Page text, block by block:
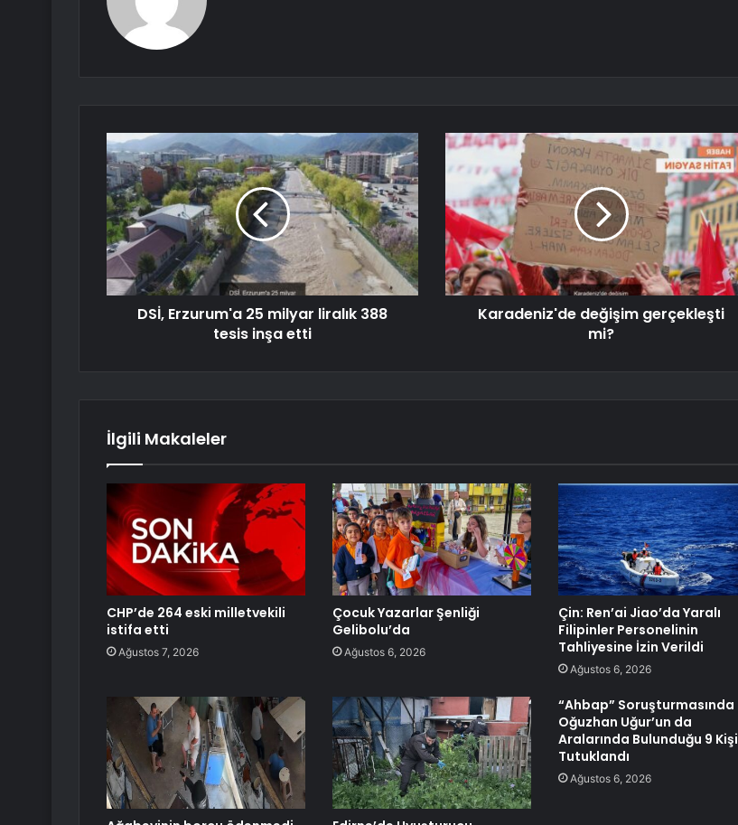
DSİ, Erzurum'a 25 milyar liralık 388
tesis inşa etti
Karadeniz'de değişim gerçekleşti
mi?
İlgili Makaleler
CHP’de 264 eski milletvekili
istifa etti
Ağustos 7, 2026
Çocuk Yazarlar Şenliği
Gelibolu’da
Ağustos 6, 2026
Çin: Ren’ai Jiao’da Yaralı
Filipinler Personelinin
Tahliyesine İzin Verildi
Ağustos 6, 2026
“Ahbap” Soruşturmasında
Oğuzhan Uğur’un da
Aralarında Bulunduğu 9 Kişi
Tutuklandı
Ağustos 6, 2026